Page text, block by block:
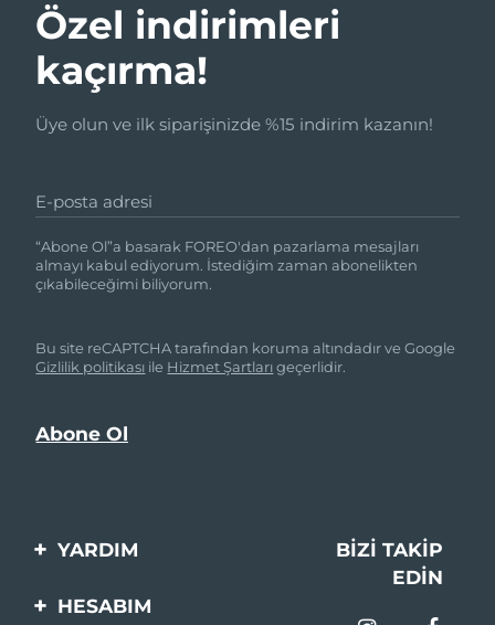
Özel indirimleri
kaçırma!
Üye olun ve ilk siparişinizde %15 indirim kazanın!
E-posta adresi
“Abone Ol”a basarak FOREO'dan pazarlama mesajları
almayı kabul ediyorum. İstediğim zaman abonelikten
çıkabileceğimi biliyorum.
Bu site reCAPTCHA tarafından koruma altındadır ve Google
Gizlilik politikası ile Hizmet Şartlarıgeçerlidir.
YARDIM
Bi̇zi̇mle İleti̇şi̇me Geçi̇n
BIZI TAKIP
EDIN
HESABIM